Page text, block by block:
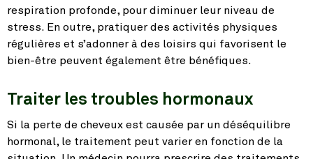
respiration profonde, pour diminuer leur niveau de
stress. En outre, pratiquer des activités physiques
régulières et s’adonner à des loisirs qui favorisent le
bien-être peuvent également être bénéfiques.
Traiter les troubles hormonaux
Si la perte de cheveux est causée par un déséquilibre
hormonal, le traitement peut varier en fonction de la